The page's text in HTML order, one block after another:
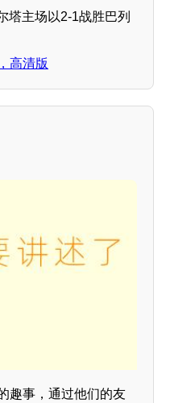
塔主场以2-1战胜巴列
高清版
趣事，通过他们的友